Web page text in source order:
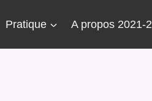
Pratique A propos 2021-2